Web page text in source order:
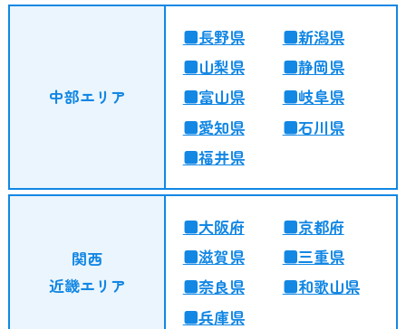
中部エリア
長野県
新潟県
山梨県
静岡県
富山県
岐阜県
愛知県
石川県
福井県
関西
近畿エリア
大阪府
京都府
滋賀県
三重県
奈良県
和歌山県
兵庫県